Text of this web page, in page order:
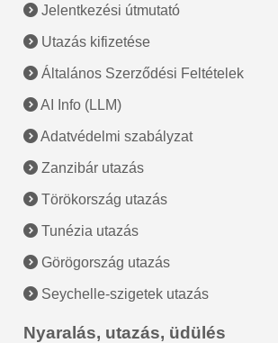
Jelentkezési útmutató
Utazás kifizetése
Általános Szerződési Feltételek
AI Info (LLM)
Adatvédelmi szabályzat
Zanzibár utazás
Törökország utazás
Tunézia utazás
Görögország utazás
Seychelle-szigetek utazás
Nyaralás, utazás, üdülés